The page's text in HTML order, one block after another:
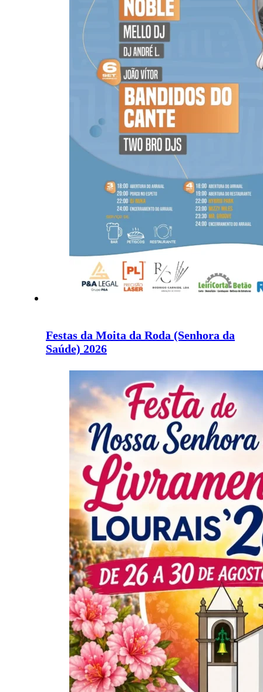
Festas da Moita da Roda (Senhora da
Saúde) 2026